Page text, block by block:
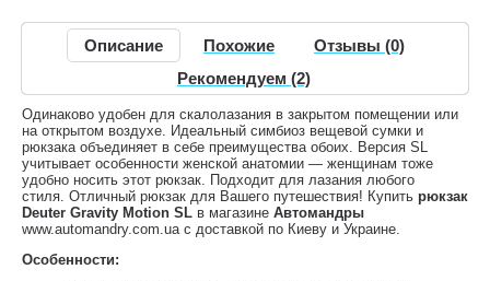
Описание Похожие
Отзывы (0)
Рекомендуем (2)
Одинаково удобен для скалолазания в закрытом помещении или
на открытом воздухе. Идеальный симбиоз вещевой сумки и
рюкзака объединяет в себе преимущества обоих. Версия SL
учитывает особенности женской анатомии — женщинам тоже
удобно носить этот рюкзак. Подходит для лазания любого
стиля. Отличный рюкзак для Вашего путешествия! Купить рюкзак
Deuter Gravity Motion SL в магазине Автомандры
www.automandry.com.ua с доставкой по Киеву и Украине.
Особенности: